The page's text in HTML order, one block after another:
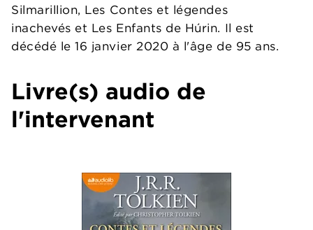
Silmarillion, Les Contes et légendes
inachevés et Les Enfants de Húrin. Il est
décédé le 16 janvier 2020 à l'âge de 95 ans.
Livre(s) audio de
l'intervenant